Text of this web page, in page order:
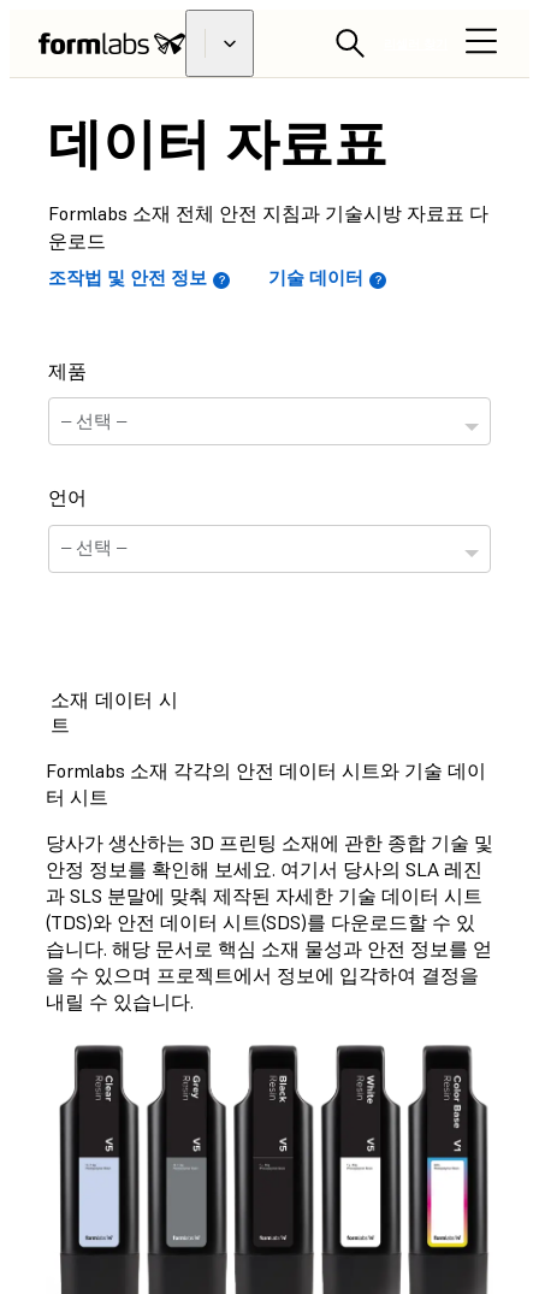
데이터 자료표
Formlabs 소재 전체 안전 지침과 기술시방 자료표 다
운로드
조작법 및 안전 정보 기술 데이터
제품
언어
선택하신 소재는 현재 기술정보 자료표를 준비하는 중
입니다.
안전 정보 자료표
선택하신 소재는 현재 안전정보 자료표를 준비하는 중
입니다.
소재 데이터 시
트
Formlabs 소재 각각의 안전 데이터 시트와 기술 데이
터 시트
당사가 생산하는 3D 프린팅 소재에 관한 종합 기술 및
안정 정보를 확인해 보세요. 여기서 당사의 SLA 레진
과 SLS 분말에 맞춰 제작된 자세한 기술 데이터 시트
(TDS)와 안전 데이터 시트(SDS)를 다운로드할 수 있
습니다. 해당 문서로 핵심 소재 물성과 안전 정보를 얻
을 수 있으며 프로젝트에서 정보에 입각하여 결정을
내릴 수 있습니다.